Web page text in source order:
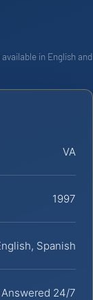
in English and
VA
1997
Spanish
24/7